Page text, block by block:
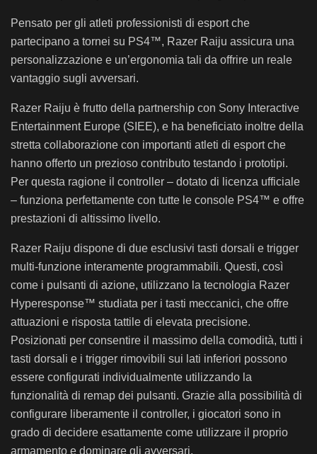
Pensato per gli atleti professionisti di esport che
partecipano a tornei su PS4™, Razer Raiju assicura una
personalizzazione e un’ergonomia tali da offrire un reale
vantaggio sugli avversari.
Razer Raiju è frutto della partnership con Sony Interactive
Entertainment Europe (SIEE), e ha beneficiato inoltre della
stretta collaborazione con importanti atleti di esport che
hanno offerto un prezioso contributo testando i prototipi.
Per questa ragione il controller – dotato di licenza ufficiale
– funziona perfettamente con tutte le console PS4™ e offre
prestazioni di altissimo livello.
Razer Raiju dispone di due esclusivi tasti dorsali e trigger
multi-funzione interamente programmabili. Questi, così
come i pulsanti di azione, utilizzano la tecnologia Razer
Hyperesponse™ studiata per i tasti meccanici, che offre
attuazioni e risposta tattile di elevata precisione.
Posizionati per consentire il massimo della comodità, tutti i
tasti dorsali e i trigger rimovibili sui lati inferiori possono
essere configurati individualmente utilizzando la
funzionalità di remap dei pulsanti. Grazie alla possibilità di
configurare liberamente il controller, i giocatori sono in
grado di decidere esattamente come utilizzare il proprio
armamento e dominare gli avversari.